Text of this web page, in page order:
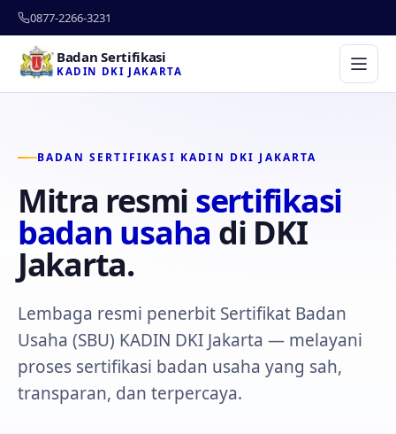
0877-2266-3231
Badan Sertifikasi
KADIN DKI JAKARTA
BADAN SERTIFIKASI KADIN DKI JAKARTA
Mitra resmi sertifikasi
badan usaha di DKI
Jakarta.
Lembaga resmi penerbit Sertifikat Badan
Usaha (SBU) KADIN DKI Jakarta — melayani
proses sertifikasi badan usaha yang sah,
transparan, dan terpercaya.